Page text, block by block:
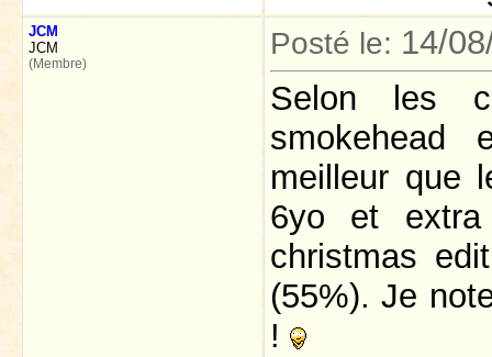
JCM
JCM
(Membre)
Posté le: 14/
Selon les
smokehead
meilleur que
6yo et
christmas
(55%). Je
!